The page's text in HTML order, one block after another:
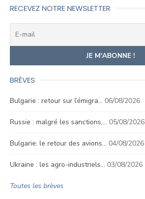
RECEVEZ NOTRE NEWSLETTER
BRÈVES
Bulgarie : retour sur l’émigra… 06/08/2026
Russie : malgré les sanctions,… 05/08/2026
Bulgarie: le retour des avions… 04/08/2026
Ukraine : les agro-industriels… 03/08/2026
Toutes les brèves